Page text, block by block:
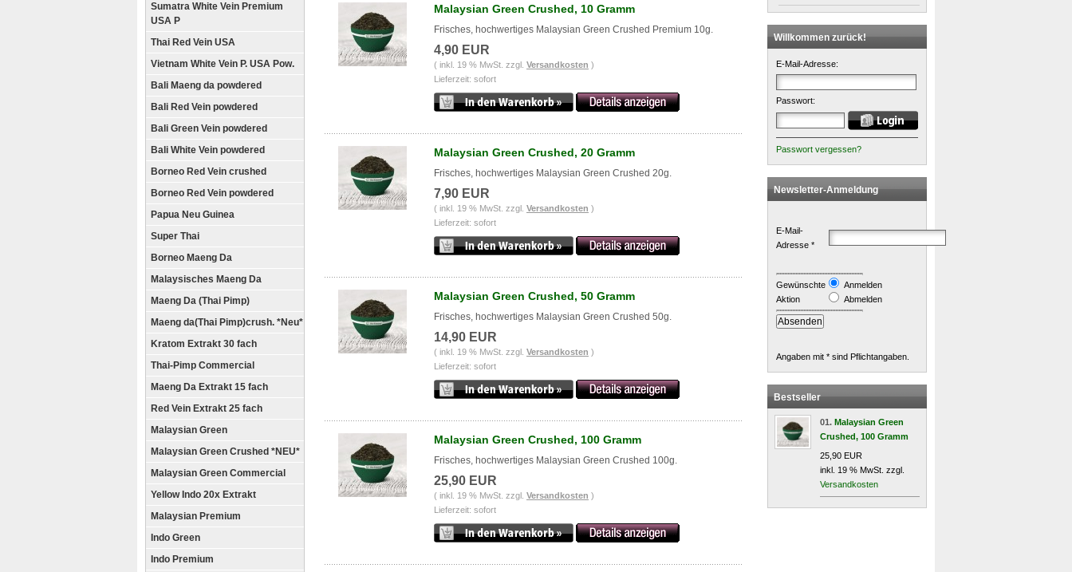
Sumatra White Vein Premium
USA P
Thai Red Vein USA
Vietnam White Vein P. USA Pow.
Bali Maeng da powdered
Bali Red Vein powdered
Bali Green Vein powdered
Bali White Vein powdered
Borneo Red Vein crushed
Borneo Red Vein powdered
Papua Neu Guinea
Super Thai
Borneo Maeng Da
Malaysisches Maeng Da
Maeng Da (Thai Pimp)
Maeng da(Thai Pimp)crush. *Neu*
Kratom Extrakt 30 fach
Thai-Pimp Commercial
Maeng Da Extrakt 15 fach
Red Vein Extrakt 25 fach
Malaysian Green
Malaysian Green Crushed *NEU*
Malaysian Green Commercial
Yellow Indo 20x Extrakt
Malaysian Premium
Indo Green
Indo Premium
Malaysian Green Crushed, 10 Gramm
Frisches, hochwertiges Malaysian Green Crushed Premium 10g.
4,90 EUR
( inkl. 19 % MwSt. zzgl. Versandkosten )
Lieferzeit: sofort
Malaysian Green Crushed, 20 Gramm
Frisches, hochwertiges Malaysian Green Crushed 20g.
7,90 EUR
( inkl. 19 % MwSt. zzgl. Versandkosten )
Lieferzeit: sofort
Malaysian Green Crushed, 50 Gramm
Frisches, hochwertiges Malaysian Green Crushed 50g.
14,90 EUR
( inkl. 19 % MwSt. zzgl. Versandkosten )
Lieferzeit: sofort
Malaysian Green Crushed, 100 Gramm
Frisches, hochwertiges Malaysian Green Crushed 100g.
25,90 EUR
( inkl. 19 % MwSt. zzgl. Versandkosten )
Lieferzeit: sofort
Willkommen zurück!
E-Mail-Adresse:
Passwort:
Passwort vergessen?
Newsletter-Anmeldung
E-Mail-
Adresse *
Gewünschte
Aktion
Anmelden
Abmelden
Angaben mit * sind Pflichtangaben.
Bestseller
01. Malaysian Green
Crushed, 100 Gramm
25,90 EUR
inkl. 19 % MwSt. zzgl.
Versandkosten